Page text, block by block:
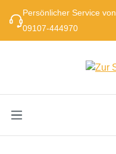
Zum Hauptinhalt springen
Persönlicher Service
09107-444970